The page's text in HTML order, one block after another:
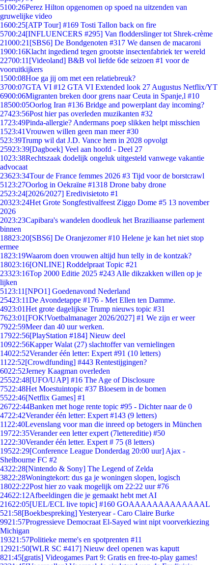
5100:26Perez Hilton opgenomen op spoed na uitzenden van
gruwelijke video
1600:25[ATP Tour] #169 Tosti Tallon back on fire
5700:24[INFLUENCERS #295] Van flodderslinger tot Shrek-crème
21000:21 [SBS6] De Bondgenoten #317 We dansen de macaroni
1900:16Klacht ingediend tegen grootste insectenfabriek ter wereld
22700:11 [Videoland] B&B vol liefde 6de seizoen #1 voor de
vooruitkijkers
1500:08Hoe ga jij om met een relatiebreuk?
3700:07GTA VI #12 GTA VI Extended look 27 Augustus Netflix/YT
6900:06Migranten breken door grens naar Ceuta in Spanje,l #10
18500:05Oorlog Iran #136 Bridge and powerplant day incoming?
27423:56Post hier pas overleden muzikanten #32
1723:49Pinda-allergie? Andermans poep slikken helpt misschien
1523:41Vrouwen willen geen man meer #30
523:39Trump wil dat J.D. Vance hem in 2028 opvolgt
25923:39[Dagboek] Veel aan hoofd - Deel 27
1023:38Rechtszaak dodelijk ongeluk uitgesteld vanwege vakantie
advocaat
23623:34Tour de France femmes 2026 #3 Tijd voor de borstcrawl
51 23:27Oorlog in Oekraïne #1318 Drone baby drone
2523:24[2026/2027] Eredivisietoto #1
20323:24Het Grote Songfestivalfeest Ziggo Dome #5 13 november
2026
2023:23Capibara's wandelen doodleuk het Braziliaanse parlement
binnen
18823:20[SBS6] De Oranjezomer #10 Helene je kan het niet stop
ermee
1823:19Waarom doen vrouwen altijd hun telly in de kontzak?
18023:16[ONLINE] Roddelpraat Topic #21
23323:16Top 2000 Editie 2025 #243 Alle dikzakken willen op je
lijken
51 23:11 [NPO1] Goedenavond Nederland
25423:11De Avondetappe #176 - Met Ellen ten Damme.
4923:01Het grote dagelijkse Trump nieuws topic #31
7623:01 [FOK!Voetbalmanager 2026/2027] #1 We zijn er weer
7922:59Meer dan 40 uur werken.
17922:56[PlayStation #184] Nieuw deel
10922:56Kapper Walat (27) slachtoffer van vernielingen
14022:52Verander één letter: Expert #91 (10 letters)
11 22:52[Crowdfunding] #443 Rentestijgingen?
6022:52Jerney Kaagman overleden
25522:48[UFO/UAP] #16 The Age of Disclosure
7522:48Het Moestuintopic #37 Bloesem in de bomen
5522:46[Netflix Games] #1
26722:44Banken met hoge rente topic #95 - Dichter naar de 0
4722:42Verander één letter: Expert #143 (9 letters)
11 22:40Levenslang voor man die inreed op betogers in München
19722:35Verander een letter expert (7lettereditie) #50
1222:30Verander één letter. Expert # 75 (8 letters)
19522:29[Conference League Donderdag 20:00 uur] Ajax -
Shelbourne FC #2
4322:28[Nintendo & Sony] The Legend of Zelda
3822:28Woningtekort: dus ga je woningen slopen, logisch
18022:22Post hier zo vaak mogelijk om 22:22 uur #76
24622:12Afbeeldingen die je gemaakt hebt met AI
21622:05[UEL/ECL live topic] #160 GOAAAAAAAAAAAAAL
521:58[Boekbespreking] Yesteryear - Caro Claire Burke
9921:57Progressieve Democraat El-Sayed wint nipt voorverkiezing
Michigan
19321:57Politieke meme's en spotprenten #11
12921:50[WLR SC #417] Nieuw deel openen was kaputt
821:45[gratis] Videogames Part 9: Gratis en free-to-play games!